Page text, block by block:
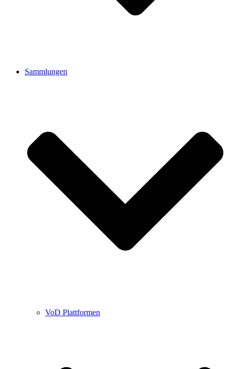
Sammlungen
VoD Plattformen